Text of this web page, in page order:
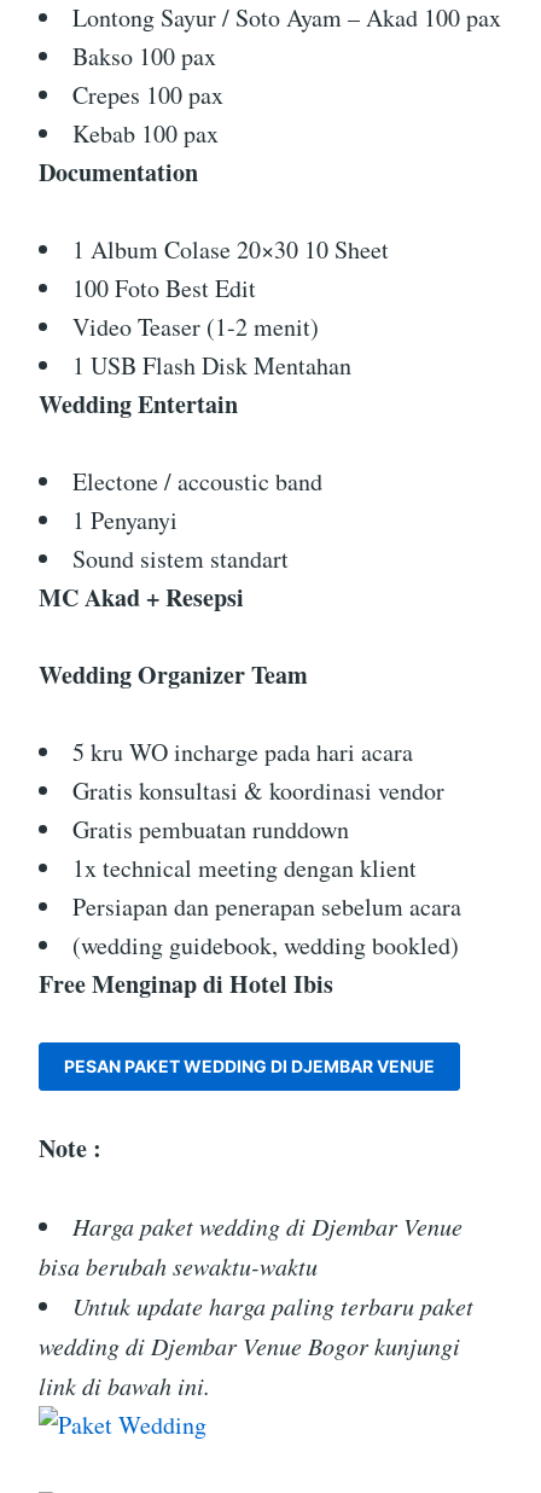
Lontong Sayur / Soto Ayam – Akad 100 pax
Bakso 100 pax
Crepes 100 pax
Kebab 100 pax
Documentation
1 Album Colase 20×30 10 Sheet
100 Foto Best Edit
Video Teaser (1-2 menit)
1 USB Flash Disk Mentahan
Wedding Entertain
Electone / accoustic band
1 Penyanyi
Sound sistem standart
MC Akad + Resepsi
Wedding Organizer Team
5 kru WO incharge pada hari acara
Gratis konsultasi & koordinasi vendor
Gratis pembuatan runddown
1x technical meeting dengan klient
Persiapan dan penerapan sebelum acara
(wedding guidebook, wedding bookled)
Free Menginap di Hotel Ibis
PESAN PAKET WEDDING DI DJEMBAR VENUE
Note :
Harga paket wedding di Djembar Venue
bisa berubah sewaktu-waktu
Untuk update harga paling terbaru paket
wedding di Djembar Venue Bogor kunjungi
link di bawah ini.